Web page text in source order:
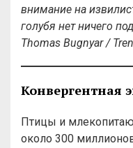
внимание на
голубя нет ничего
Thomas Bugnyar /
Конвергентная
Птицы и
около 300